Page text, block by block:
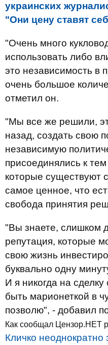
украинских
"Они цену ставят
"Очень много
использовать либо
это независимость в
очень большое
отметил он.
"Мы все же решили,
назад, создать свою
независимую
присоединялись к
которые существуют
самое ценное, что
свобода принятия
"Вы знаете, слишком
репутация, которые
свою жизнь
буквально одну
И я никогда на
быть марионеткой в
позволю", - добавил
Как сообщал Цензор.НЕТ
Кличко неоднократно